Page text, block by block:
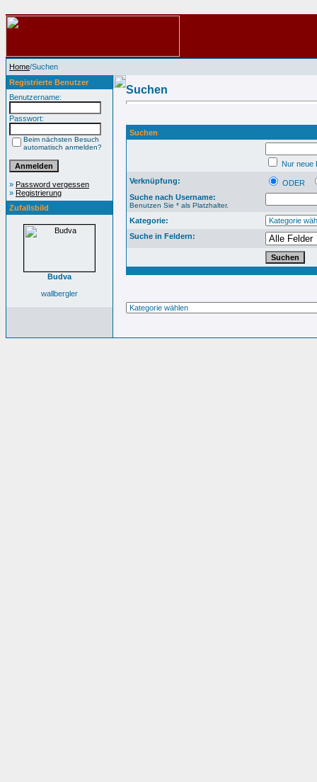
Home/Suchen
Registrierte Benutzer
Benutzername:
Passwort:
Beim nächsten Besuch
automatisch anmelden?
» Password vergessen
» Registrierung
Zufallsbild
Budva
wallbergler
Suchen
Suchen
Nur neue
Verknüpfung:
ODER
Suche nach Username:
Benutzen Sie * als Platzhalter.
Kategorie:
Suche in Feldern: